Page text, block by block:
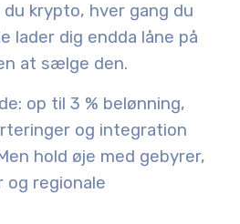
krypto, hver gang du
lader dig endda låne på
at sælge den.
op til 3 % belønning,
og integration
hold øje med gebyrer,
regionale